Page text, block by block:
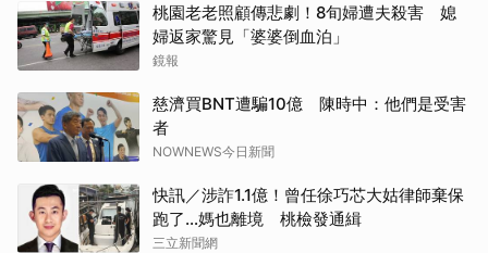
桃園老老照顧傳悲劇！8旬婦遭夫殺害 媳
婦返家驚見「婆婆倒血泊」
鏡報
慈濟買BNT遭騙10億 陳時中：他們是受害
者
NOWNEWS今日新聞
快訊／涉詐1.1億！曾任徐巧芯大姑律師棄保
跑了…媽也離境 桃檢發通緝
三立新聞網